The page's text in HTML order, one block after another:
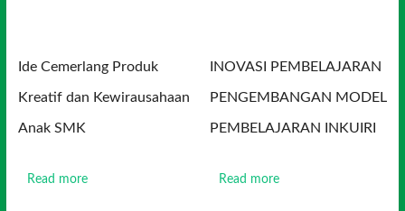
Ide Cemerlang Produk
Kreatif dan Kewirausahaan
Anak SMK
Read more
INOVASI PEMBELAJARAN
PENGEMBANGAN MODEL
PEMBELAJARAN INKUIRI
Read more